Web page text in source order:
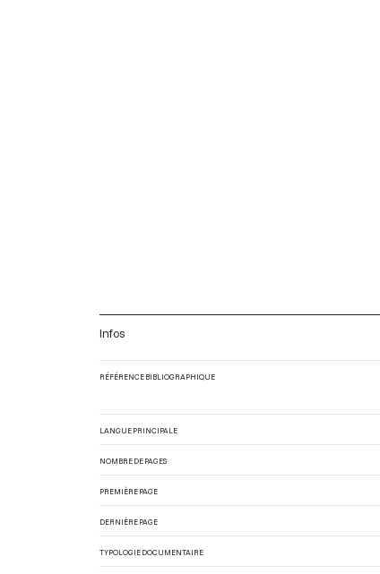
Infos
RÉFÉRENCE BIBLIOGRAPHIQUE
LANGUE PRINCIPALE
NOMBRE DE PAGES
PREMIÈRE PAGE
DERNIÈRE PAGE
TYPOLOGIE DOCUMENTAIRE